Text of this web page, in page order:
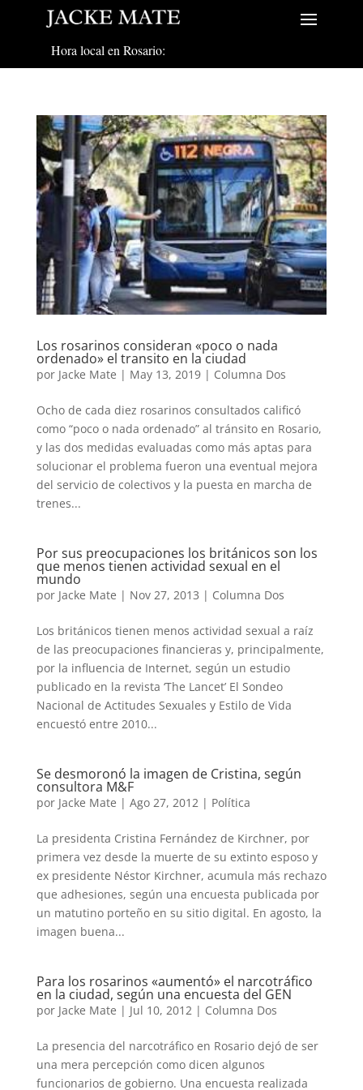
Hora local en Rosario:
Los rosarinos consideran «poco o nada
ordenado» el transito en la ciudad
por Jacke Mate | May 13, 2019| Columna Dos
Ocho de cada diez rosarinos consultados calificó
como “poco o nada ordenado” al tránsito en Rosario,
y las dos medidas evaluadas como más aptas para
solucionar el problema fueron una eventual mejora
del servicio de colectivos y la puesta en marcha de
trenes...
Por sus preocupaciones los británicos son los
que menos tienen actividad sexual en el
mundo
por Jacke Mate | Nov 27, 2013 | Columna Dos
Los británicos tienen menos actividad sexual a raíz
de las preocupaciones financieras y, principalmente,
por la influencia de Internet, según un estudio
publicado en la revista ‘The Lancet’ El Sondeo
Nacional de Actitudes Sexuales y Estilo de Vida
encuestó entre 2010...
Se desmoronó la imagen de Cristina, según
consultora M&F
por Jacke Mate | Ago 27, 2012| Política
La presidenta Cristina Fernández de Kirchner, por
primera vez desde la muerte de su extinto esposo y
ex presidente Néstor Kirchner, acumula más rechazo
que adhesiones, según una encuesta publicada por
un matutino porteño en su sitio digital. En agosto, la
imagen buena...
Para los rosarinos «aumentó» el narcotráfico
en la ciudad, según una encuesta del GEN
por Jacke Mate | Jul 10, 2012| Columna Dos
La presencia del narcotráfico en Rosario dejó de ser
una mera percepción como dicen algunos
funcionarios de gobierno. Una encuesta realizada